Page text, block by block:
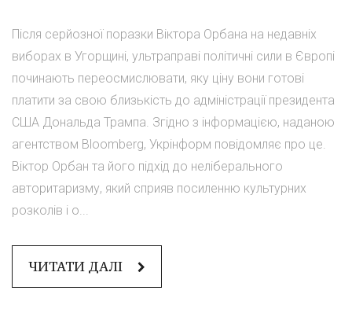
Після серйозної поразки Віктора Орбана на недавніх
виборах в Угорщині, ультраправі політичні сили в Європі
починають переосмислювати, яку ціну вони готові
платити за свою близькість до адміністрації президента
США Дональда Трампа. Згідно з інформацією, наданою
агентством Bloomberg, Укрінформ повідомляє про це.
Віктор Орбан та його підхід до неліберального
авторитаризму, який сприяв посиленню культурних
розколів і о...
ЧИТАТИ ДАЛІ